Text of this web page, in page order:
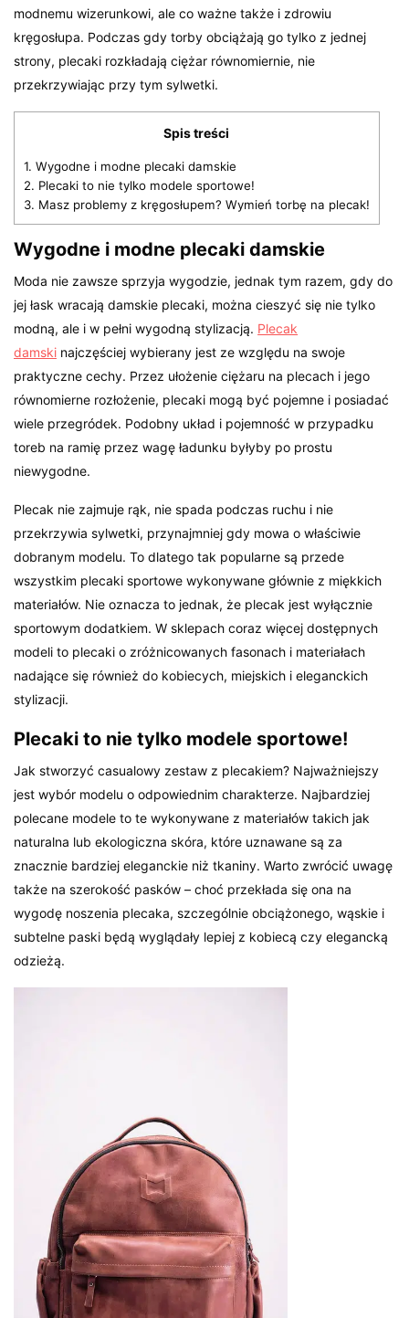
modnemu wizerunkowi, ale co ważne także i zdrowiu
kręgosłupa. Podczas gdy torby obciążają go tylko z jednej
strony, plecaki rozkładają ciężar równomiernie, nie
przekrzywiając przy tym sylwetki.
Spis treści
1. Wygodne i modne plecaki damskie
2. Plecaki to nie tylko modele sportowe!
3. Masz problemy z kręgosłupem? Wymień torbę na plecak!
Wygodne i modne plecaki damskie
Moda nie zawsze sprzyja wygodzie, jednak tym razem, gdy do
jej łask wracają damskie plecaki, można cieszyć się nie tylko
modną, ale i w pełni wygodną stylizacją. Plecak
damski najczęściej wybierany jest ze względu na swoje
praktyczne cechy. Przez ułożenie ciężaru na plecach i jego
równomierne rozłożenie, plecaki mogą być pojemne i posiadać
wiele przegródek. Podobny układ i pojemność w przypadku
toreb na ramię przez wagę ładunku byłyby po prostu
niewygodne.
Plecak nie zajmuje rąk, nie spada podczas ruchu i nie
przekrzywia sylwetki, przynajmniej gdy mowa o właściwie
dobranym modelu. To dlatego tak popularne są przede
wszystkim plecaki sportowe wykonywane głównie z miękkich
materiałów. Nie oznacza to jednak, że plecak jest wyłącznie
sportowym dodatkiem. W sklepach coraz więcej dostępnych
modeli to plecaki o zróżnicowanych fasonach i materiałach
nadające się również do kobiecych, miejskich i eleganckich
stylizacji.
Plecaki to nie tylko modele sportowe!
Jak stworzyć casualowy zestaw z plecakiem? Najważniejszy
jest wybór modelu o odpowiednim charakterze. Najbardziej
polecane modele to te wykonywane z materiałów takich jak
naturalna lub ekologiczna skóra, które uznawane są za
znacznie bardziej eleganckie niż tkaniny. Warto zwrócić uwagę
także na szerokość pasków – choć przekłada się ona na
wygodę noszenia plecaka, szczególnie obciążonego, wąskie i
subtelne paski będą wyglądały lepiej z kobiecą czy elegancką
odzieżą.